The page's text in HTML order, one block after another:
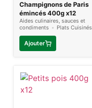
Champignons de Paris
émincés 400g x12
Aides culinaires, sauces et
condiments • Plats Cuisinés
Ajouter